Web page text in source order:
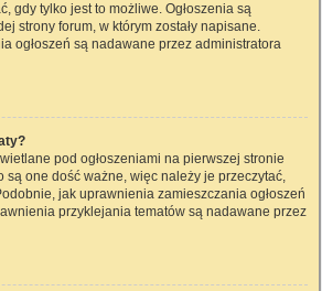
gdy tylko jest to możliwe. Ogłoszenia są
strony forum, w którym zostały napisane.
ogłoszeń są nadawane przez administratora
pod ogłoszeniami na pierwszej stronie
są one dość ważne, więc należy je przeczytać,
jak uprawnienia zamieszczania ogłoszeń
przyklejania tematów są nadawane przez